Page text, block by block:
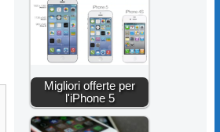
Migliori offerte per
l'iPhone 5